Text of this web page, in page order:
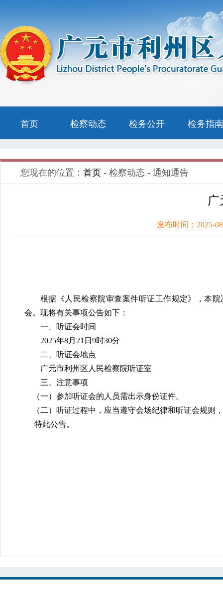
首页 检察动态 检务公开 检务指南
您现在的位置： 首页 - 检察动态 - 通知通告
发布时间：2025-
根据《人民检察院审查案件听证工作规定》，本院
会。现将有关事项公告如下：
一、听证会时间
2025年8月 21 日 9时30分
二、听证会地点
广元市利州区人民检察院听证室
三、注意事项
（一）参加听证会的人员需出示身份证件。
（二）听证过程中 ， 应当遵守会场纪律和听证会规则
，
特此公告。